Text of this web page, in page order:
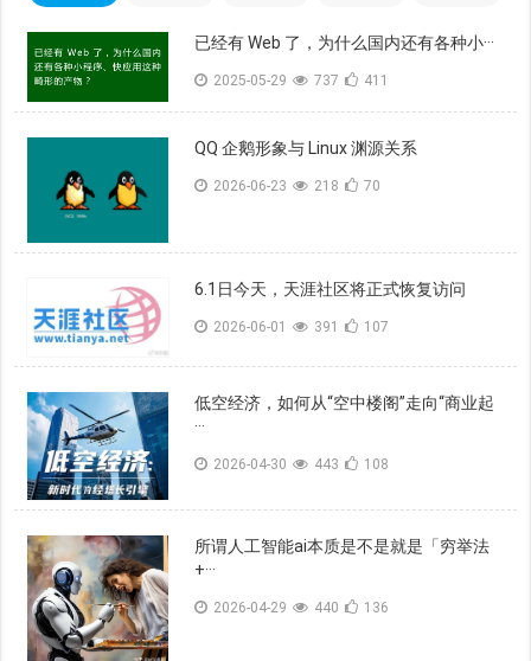
已经有 Web 了，为什么国内还有各种小···
2025-05-29 737 411
QQ 企鹅形象与 Linux 渊源关系
2026-06-23 218 70
6.1日今天，天涯社区将正式恢复访问
2026-06-01 391 107
低空经济，如何从“空中楼阁”走向“商业起
···
2026-04-30 443 108
所谓人工智能ai本质是不是就是「穷举法
+···
2026-04-29 440 136